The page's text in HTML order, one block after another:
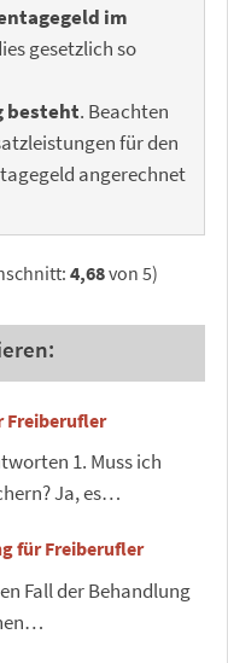
im
gesetzlich so
besteht. Beachten
für den
angerechnet
4,68von 5)
Freiberufler
1. Muss ich
Ja, es…
für Freiberufler
Fall der Behandlung